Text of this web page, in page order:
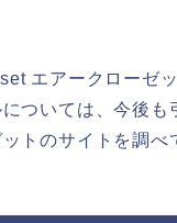
エアークローゼ
ついては、今後
トのサイトを調べ